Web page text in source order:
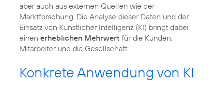
aber auch aus externen Quellen wie der
Marktforschung. Die Analyse dieser Daten und der
Einsatz von Künstlicher Intelligenz (KI) bringt dabei
einen erheblichen Mehrwert für die Kunden,
Mitarbeiter und die Gesellschaft.
Konkrete Anwendung von KI